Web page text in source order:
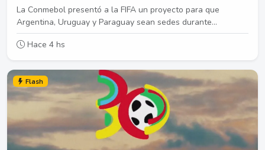
La Conmebol presentó a la FIFA un proyecto para que
Argentina, Uruguay y Paraguay sean sedes durante...
Hace 4 hs
Flash